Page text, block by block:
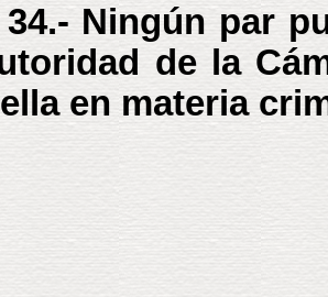
Ningún par
de la
en materia